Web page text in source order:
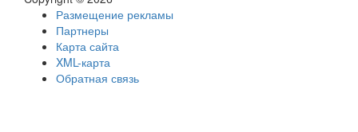
Размещение рекламы
Партнеры
Карта сайта
XML-карта
Обратная связь